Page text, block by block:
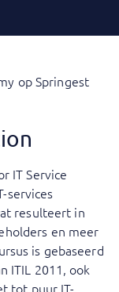
op Springest
IT Service
services
resulteert in
en meer
is gebaseerd
ITIL 2011, ook
tot puur IT-